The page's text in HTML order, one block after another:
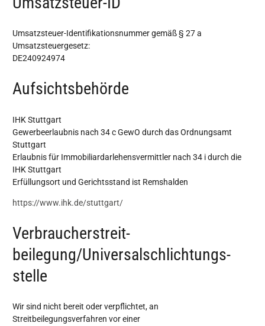
Umsatzsteuer-Identifikationsnummer gemäß § 27 a
Umsatzsteuergesetz:
DE240924974
Aufsichtsbehörde
IHK Stuttgart
Gewerbeerlaubnis nach 34 c GewO durch das Ordnungsamt
Stuttgart
Erlaubnis für Immobiliardarlehensvermittler nach 34 i durch die
IHK Stuttgart
Erfüllungsort und Gerichtsstand ist Remshalden
https://www.ihk.de/stuttgart/
Verbraucher­streit­
beilegung/Universal­schlichtungs­
stelle
Wir sind nicht bereit oder verpflichtet, an
Streitbeilegungsverfahren vor einer